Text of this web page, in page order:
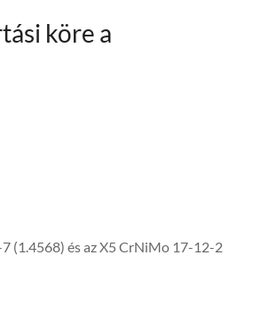
köre a
(1.4568) és az X5 CrNiMo 17-12-2